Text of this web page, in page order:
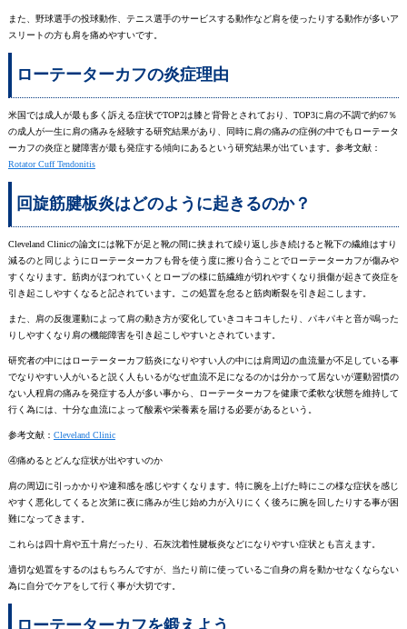
また、野球選手の投球動作、テニス選手のサービスする動作など肩を使ったりする動作が多いア
スリートの方も肩を痛めやすいです。
ローテーターカフの炎症理由
米国では成人が最も多く訴える症状でTOP2は膝と背骨とされており、TOP3に肩の不調で約67％
の成人が一生に肩の痛みを経験する研究結果があり、同時に肩の痛みの症例の中でもローテータ
ーカフの炎症と腱障害が最も発症する傾向にあるという研究結果が出ています。参考文献：
Rotator Cuff Tendonitis
回旋筋腱板炎はどのように起きるのか？
Cleveland Clinicの論文には靴下が足と靴の間に挟まれて繰り返し歩き続けると靴下の繊維はすり
減るのと同じようにローテーターカフも骨を使う度に擦り合うことでローテーターカフが傷みや
すくなります。筋肉がほつれていくとロープの様に筋繊維が切れやすくなり損傷が起きて炎症を
引き起こしやすくなると記されています。この処置を怠ると筋肉断裂を引き起こします。
また、肩の反復運動によって肩の動き方が変化していきコキコキしたり、パキパキと音が鳴った
りしやすくなり肩の機能障害を引き起こしやすいとされています。
研究者の中にはローテーターカフ筋炎になりやすい人の中には肩周辺の血流量が不足している事
でなりやすい人がいると説く人もいるがなぜ血流不足になるのかは分かって居ないが運動習慣の
ない人程肩の痛みを発症する人が多い事から、ローテーターカフを健康で柔軟な状態を維持して
行く為には、十分な血流によって酸素や栄養素を届ける必要があるという。
参考文献： Cleveland Clinic
④痛めるとどんな症状が出やすいのか
肩の周辺に引っかかりや違和感を感じやすくなります。特に腕を上げた時にこの様な症状を感じ
やすく悪化してくると次第に夜に痛みが生じ始め力が入りにくく後ろに腕を回したりする事が困
難になってきます。
これらは四十肩や五十肩だったり、石灰沈着性腱板炎などになりやすい症状とも言えます。
適切な処置をするのはもちろんですが、当たり前に使っているご自身の肩を動かせなくならない
為に自分でケアをして行く事が大切です。